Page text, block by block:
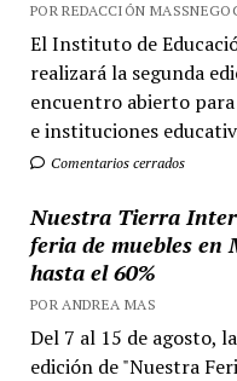
POR REDACCIÓN
El Instituto de
realizará la segunda
encuentro abierto
e instituciones
Comentarios cerrados
Nuestra Tierra
feria de muebles en
hasta el 60%
POR ANDREA MAS
Del 7 al 15 de agosto,
edición de "Nuestra